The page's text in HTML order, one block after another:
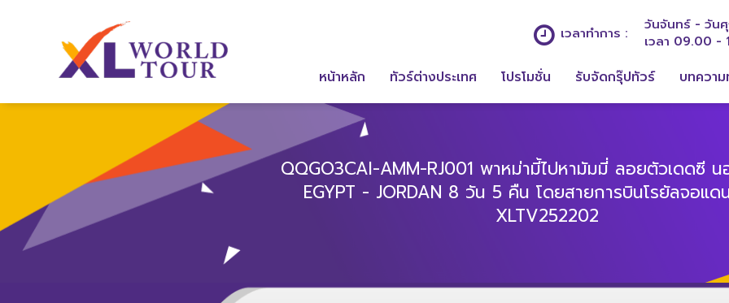
เวลาทำการ :
วันจันทร์ - วัน
เวลา 09.00 -
หน้าหลัก ทัวร์ต่างประเทศ โปรโมชั่น รับจัดกรุ๊ปทัวร์ บทควา
QQGO3CAI-AMM-RJ001 พาหม่ามี้ไปหามัมมี่ ลอยตัวเดดซี น
EGYPT - JORDAN 8 วัน 5 คืน โดยสายการบินโรยัลจอแด
XLTV252202